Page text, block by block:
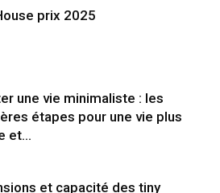
prix 2025
une vie minimaliste : les
étapes pour une vie plus
et...
et capacité des tiny